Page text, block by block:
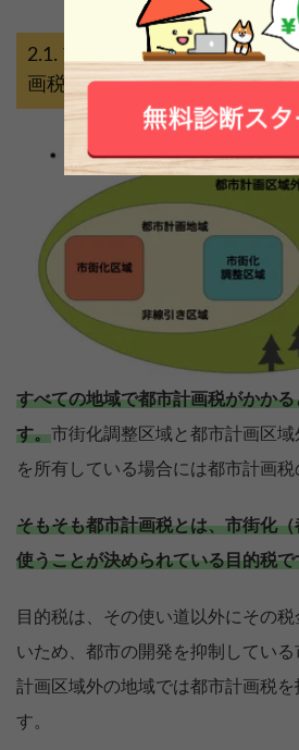
市街化調整区域と都市計
画税がかからない
すべての地域で都市計画税がかか
す。市街化調整区域と都市計画区
を所有している場合には都市計画税
そもそも都市計画税とは、市街化
使うことが決められている目的税で
目的税は、その使い道以外にその
いため、都市の開発を抑制してい
計画区域外の地域では都市計画税
す。